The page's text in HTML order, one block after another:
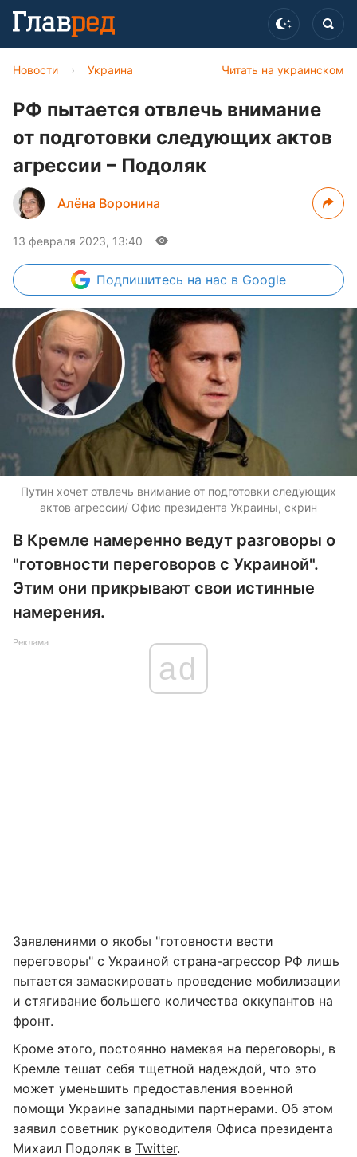
Читать на украинском
Новости › Украина
РФ пытается отвлечь внимание
от подготовки следующих актов
агрессии – Подоляк
Алёна Воронина
13 февраля 2023, 13:40
Подпишитесь на нас в Google
Путин хочет отвлечь внимание от подготовки следующих
актов агрессии/ Офис президента Украины, скрин
В Кремле намеренно ведут разговоры о
"готовности переговоров с Украиной".
Этим они прикрывают свои истинные
намерения.
Реклама
ad
Заявлениями о якобы "готовности вести
переговоры" с Украиной страна-агрессор РФ лишь
пытается замаскировать проведение мобилизации
и стягивание большего количества оккупантов на
фронт.
Кроме этого, постоянно намекая на переговоры, в
Кремле тешат себя тщетной надеждой, что это
может уменьшить предоставления военной
помощи Украине западными партнерами. Об этом
заявил советник руководителя Офиса президента
Михаил Подоляк в Twitter.